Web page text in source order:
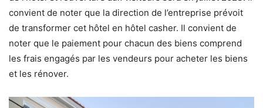
convient de noter que la direction de l’entreprise prévoit
de transformer cet hôtel en hôtel casher. Il convient de
noter que le paiement pour chacun des biens comprend
les frais engagés par les vendeurs pour acheter les biens
et les rénover.